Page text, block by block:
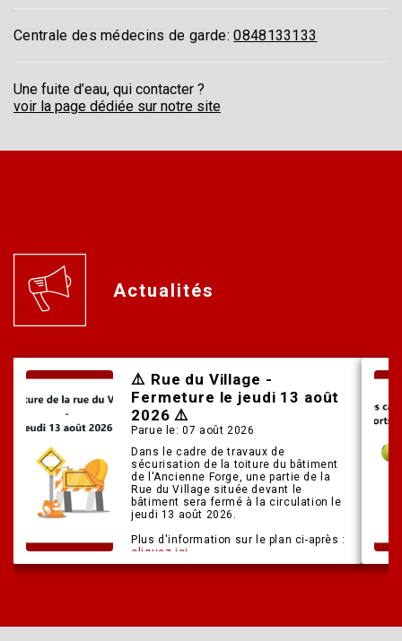
Centrale des médecins de garde:0848133133
Une fuite d’eau, qui contacter ?
voir la page dédiée sur notre site
Actualités
⚠️​ Rue du Village -
Fermeture le jeudi 13 août
2026 ⚠️​
Parue le: 07 août 2026
Dans le cadre de travaux de
sécurisation de la toiture du bâtiment
de l'Ancienne Forge, une partie de la
Rue du Village située devant le
bâtiment sera fermé à la circulation le
jeudi 13 août 2026.
Plus d'information sur le plan ci-après :
cliquez ici